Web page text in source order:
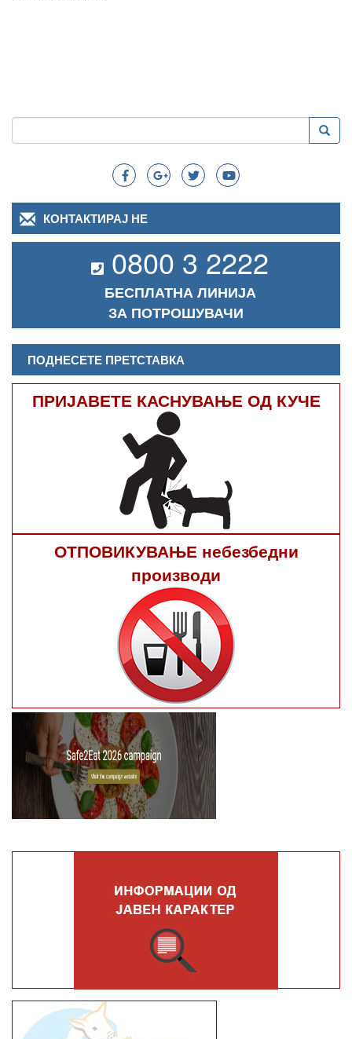
Search
Пребарување
КОНТАКТИРАЈ НЕ
0800 3 2222
БЕСПЛАТНА ЛИНИЈА
ЗА ПОТРОШУВАЧИ
ПОДНЕСЕТЕ ПРЕТСТАВКА
ПРИЈАВЕТЕ КАСНУВАЊЕ ОД КУЧЕ
ОТПОВИКУВАЊЕ небезбедни
производи